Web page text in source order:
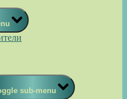
sub-menu